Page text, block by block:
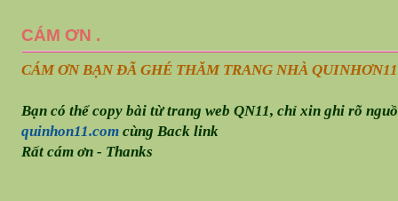
CÁM ƠN .
CÁM ƠN BẠN ĐÃ GHÉ THĂM TRANG NHÀ QUINHƠN
Bạn có thể copy bài từ trang web QN11, chỉ xin ghi rõ
quinhon11.comcùng Back link
Rất cám ơn - Thanks